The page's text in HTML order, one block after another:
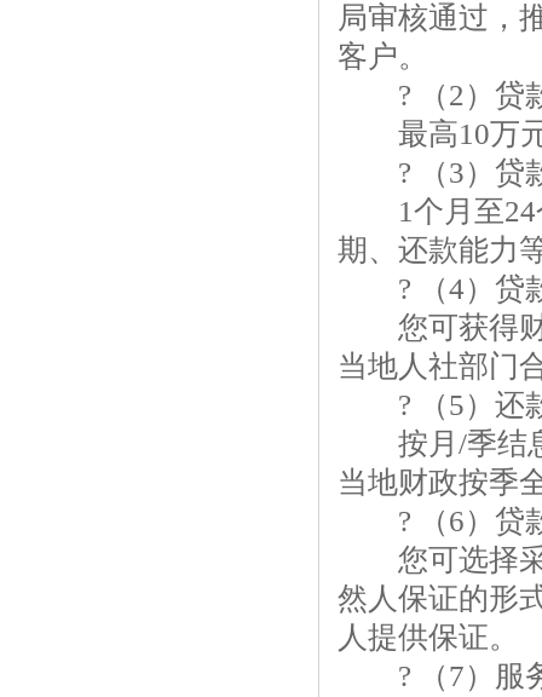
局审核通过，
客户。
? （2）贷
最高10万
? （3）贷
1个月至24
期、还款能力
? （4）贷
您可获得财
当地人社部门
? （5）还
按月/季结息
当地财政按季
? （6）贷
您可选择采
然人保证的形
人提供保证。
? （7）服